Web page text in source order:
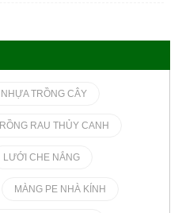
TRỒNG CÂY
RAU THỦY CANH
LƯỚI CHE NẮNG
MÀNG PE NHÀ KÍNH